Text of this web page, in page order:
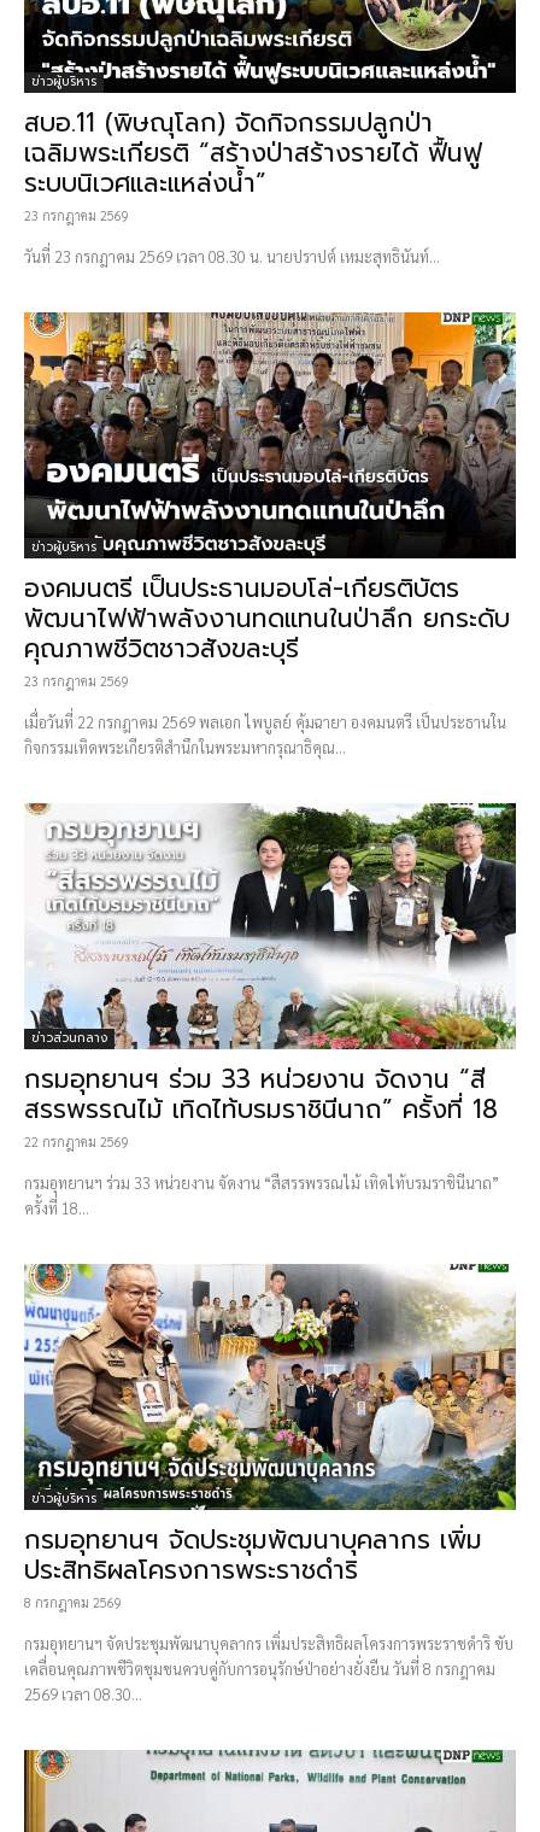
ข่าวผู้บริหาร
สบอ.11 (พิษณุโลก) จัดกิจกรรมปลูกป่า
เฉลิมพระเกียรติ “สร้างป่าสร้างรายได้ ฟื้นฟู
ระบบนิเวศและแหล่งน้ำ”
23 กรกฎาคม 2569
วันที่ 23 กรกฎาคม 2569 เวลา 08.30 น. นายปราปต์ เหมะสุทธินันท์...
ข่าวผู้บริหาร
องคมนตรี เป็นประธานมอบโล่-เกียรติบัตร
พัฒนาไฟฟ้าพลังงานทดแทนในป่าลึก ยกระดับ
คุณภาพชีวิตชาวสังขละบุรี
23 กรกฎาคม 2569
เมื่อวันที่ 22 กรกฎาคม 2569 พลเอก ไพบูลย์ คุ้มฉายา องคมนตรี เป็นประธานใน
กิจกรรมเทิดพระเกียรติสำนึกในพระมหากรุณาธิคุณ...
ข่าวส่วนกลาง
กรมอุทยานฯ ร่วม 33 หน่วยงาน จัดงาน “สี
สรรพรรณไม้ เทิดไท้บรมราชินีนาถ” ครั้งที่ 18
22 กรกฎาคม 2569
กรมอุทยานฯ ร่วม 33 หน่วยงาน จัดงาน “สีสรรพรรณไม้ เทิดไท้บรมราชินีนาถ”
ครั้งที่ 18...
ข่าวผู้บริหาร
กรมอุทยานฯ จัดประชุมพัฒนาบุคลากร เพิ่ม
ประสิทธิผลโครงการพระราชดำริ
8 กรกฎาคม 2569
กรมอุทยานฯ จัดประชุมพัฒนาบุคลากร เพิ่มประสิทธิผลโครงการพระราชดำริ ขับ
เคลื่อนคุณภาพชีวิตชุมชนควบคู่กับการอนุรักษ์ป่าอย่างยั่งยืน วันที่ 8 กรกฎาคม
2569 เวลา 08.30...